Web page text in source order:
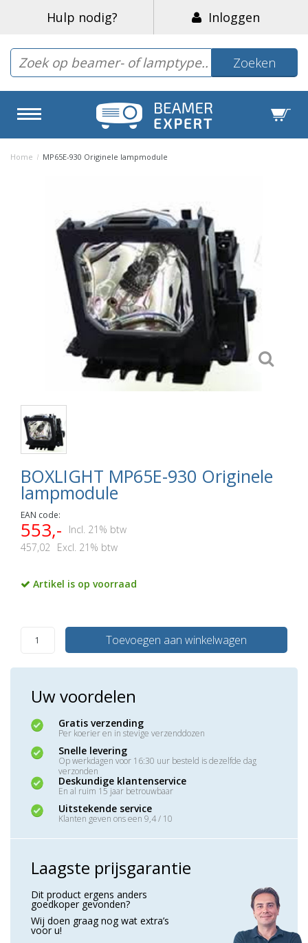
Hulp nodig? Inloggen
Zoeken
Home / MP65E-930 Originele lampmodule
BOXLIGHT MP65E-930 Originele
lampmodule
EAN code:
553,-
Incl. 21% btw
457,02
Excl. 21% btw
Artikel is op voorraad
Toevoegen aan winkelwagen
Uw voordelen
Gratis verzending
Per koerier en in stevige verzenddozen
Snelle levering
Op werkdagen voor 16:30 uur besteld is dezelfde dag
verzonden
Deskundige klantenservice
En al ruim 15 jaar betrouwbaar
Uitstekende service
Klanten geven ons een 9,4 / 10
Laagste prijsgarantie
Dit product ergens anders
goedkoper gevonden?
Wij doen graag nog wat extra’s
voor u!